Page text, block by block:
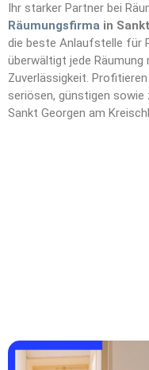
Ihr starker Partner bei
Räumungsfirma in
die beste Anlaufstelle für
überwältigt jede
Zuverlässigkeit.
seriösen, günstigen sowie
Sankt Georgen am